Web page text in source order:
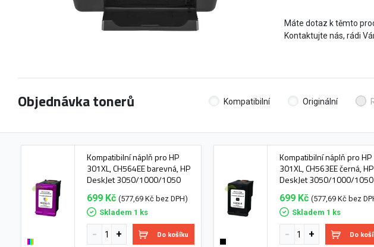
Máte dotaz k těmto
Kontaktujte nás, rádi
Objednávka tonerů Kompatibilní Originální
Kompatibilní náplň pro HP
301XL, CH564EE barevná, HP
DeskJet 3050/1000/1050
699 Kč (577,69 Kč bez DPH)
Skladem 1 ks
Do košíku
Kompatibilní náplň pro HP
301XL, CH563EE černá, HP
DeskJet 3050/1000/1050
699 Kč (577,69 Kč bez
Skladem 1 ks
Do